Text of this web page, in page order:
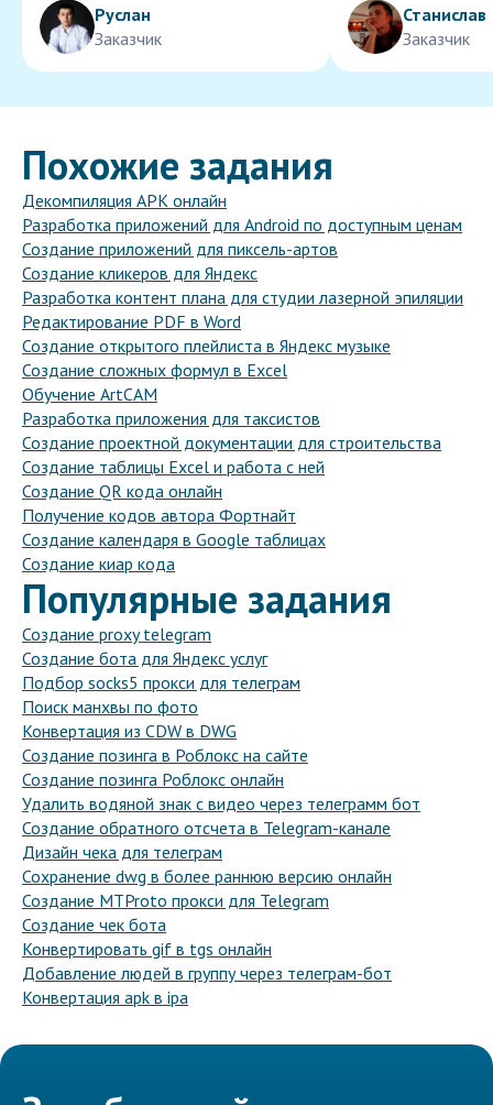
Руслан
Заказчик
Станислав
Заказчик
Похожие задания
Декомпиляция APK онлайн
Разработка приложений для Android по доступным ценам
Создание приложений для пиксель-артов
Создание кликеров для Яндекс
Разработка контент плана для студии лазерной эпиляции
Редактирование PDF в Word
Создание открытого плейлиста в Яндекс музыке
Создание сложных формул в Excel
Обучение ArtCAM
Разработка приложения для таксистов
Создание проектной документации для строительства
Создание таблицы Excel и работа с ней
Создание QR кода онлайн
Получение кодов автора Фортнайт
Создание календаря в Google таблицах
Создание киар кода
Популярные задания
Создание proxy telegram
Создание бота для Яндекс услуг
Подбор socks5 прокси для телеграм
Поиск манхвы по фото
Конвертация из CDW в DWG
Создание позинга в Роблокс на сайте
Создание позинга Роблокс онлайн
Удалить водяной знак с видео через телеграмм бот
Создание обратного отсчета в Telegram-канале
Дизайн чека для телеграм
Сохранение dwg в более раннюю версию онлайн
Создание MTProto прокси для Telegram
Создание чек бота
Конвертировать gif в tgs онлайн
Добавление людей в группу через телеграм-бот
Конвертация apk в ipa